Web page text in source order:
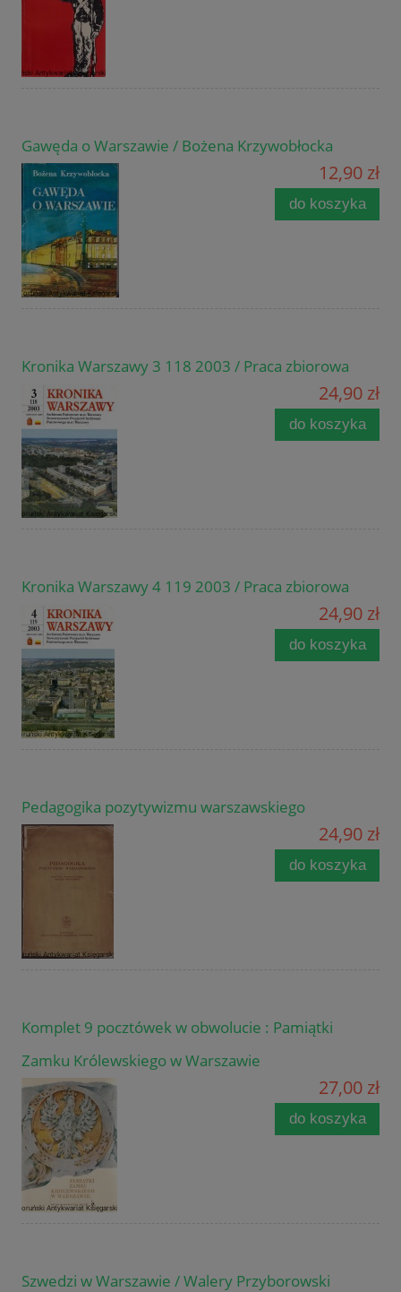
Gawęda o Warszawie / Bożena Krzywobłocka
12,90 zł
do koszyka
Kronika Warszawy 3 118 2003 / Praca zbiorowa
24,90 zł
do koszyka
Kronika Warszawy 4 119 2003 / Praca zbiorowa
24,90 zł
do koszyka
Pedagogika pozytywizmu warszawskiego
24,90 zł
do koszyka
Komplet 9 pocztówek w obwolucie : Pamiątki
Zamku Królewskiego w Warszawie
27,00 zł
do koszyka
Szwedzi w Warszawie / Walery Przyborowski